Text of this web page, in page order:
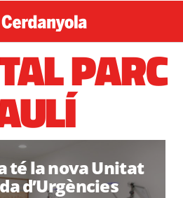
PARC
té la nova Unitat
d’Urgències